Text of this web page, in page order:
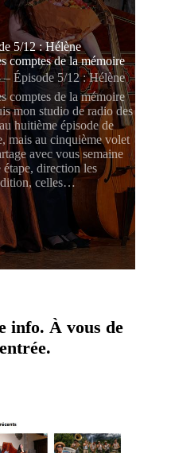
5/12 : Hélène
comptes de la mémoire
Épisode 5/12 : Hélène
comptes de la mémoire
mon studio de radio des
huitième épisode de
mais au cinquième volet
avec vous semaine
direction les
celles…
info. À vous de